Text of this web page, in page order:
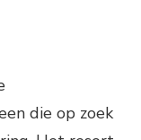
die op zoek